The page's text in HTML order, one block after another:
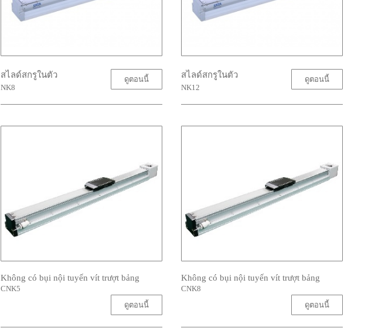
สไลด์สกรูในตัว
NK8
ดูตอนนี้ สไลด์สกรูในตัว
NK12
ดูตอนนี้
Không có bụi nội tuyến vít trượt bảng
CNK5
ดูตอนนี้
Không có bụi nội tuyến vít trượt bảng
CNK8
ดูตอนนี้